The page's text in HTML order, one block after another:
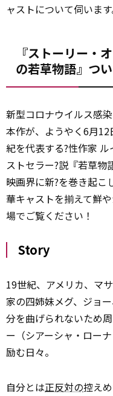
ャストについて伺います
『ストーリー・
の若草物語』つ
新型コロナウイルス感染
本作が、ようやく6月
紀を代表する?性作家
ストセラー?説『若草物
映画界に新?を巻き起こ
華キャストを揃えて鮮
場でご覧ください！
Story
19世紀、アメリカ、マ
家の四姉妹メグ、ジョ
分を曲げられないため
ー（シアーシャ・ローナ
励む日々。
自分とは正反対の控え